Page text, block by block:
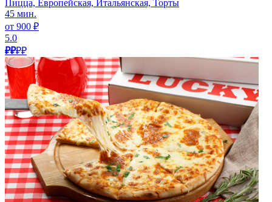
Пицца, Европейская, Итальянская, Торты
45 мин.
от 900 ₽
5.0
₽₽₽₽